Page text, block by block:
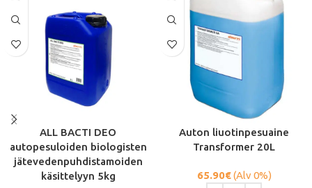
ALL BACTI DEO
autopesuloiden biologisten
jätevedenpuhdistamoiden
käsittelyyn 5kg
Auton liuotinpesuaine
Transformer 20L
65.90€(Alv 0%)